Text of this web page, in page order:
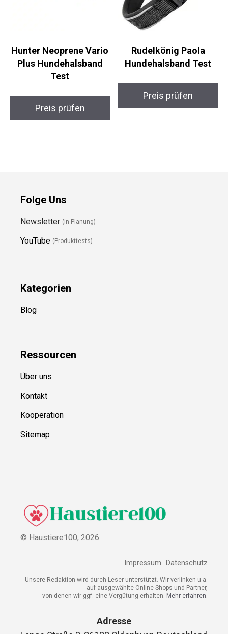
Hunter Neoprene Vario
Plus Hundehalsband
Test
Preis prüfen
Rudelkönig Paola
Hundehalsband Test
Preis prüfen
Folge Uns
Newsletter (in Planung)
YouTube (Produkttests)
Kategorien
Blog
Ressourcen
Über uns
Kontakt
Kooperation
Sitemap
© Haustiere100, 2026
Impressum Datenschutz
Unsere Redaktion wird durch Leser unterstützt. Wir verlinken u.a.
auf ausgewählte Online-Shops und Partner,
von denen wir ggf. eine Vergütung erhalten. Mehr erfahren.
Adresse